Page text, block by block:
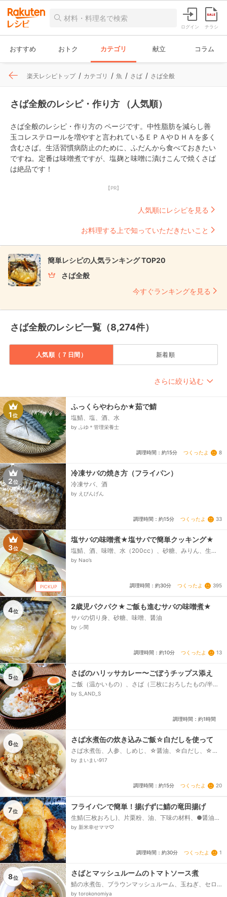
ログイン チラシ
おすすめ おトク カテゴリ 献立 コラム
楽天レシピトップ カテゴリ 魚 さば さば全般
さば全般のレシピ・作り方 （人気順）
さば全般のレシピ・作り方の ページです。中性脂肪を減らし善
玉コレステロールを増やすと言われているＥＰＡやＤＨＡを多く
含むさば。生活習慣病防止のために、ふだんから食べておきたい
ですね。定番は味噌煮ですが、塩麹と味噌に漬けこんで焼くさば
は絶品です！
【PR】
人気順にレシピを見る
お料理する上で知っていただきたいこと
簡単レシピの人気ランキング TOP20
さば全般
今すぐランキングを見る
さば全般のレシピ一覧（8,274件）
人気順（７日間） 新着順
さらに絞り込む
1位
ふっくらやわらか★茹で鯖
塩鯖、塩、酒、水
by ふゆ＊管理栄養士
調理時間：約15分 つくったよ 8
2位
冷凍サバの焼き方（フライパン）
冷凍サバ、酒
by えびんげん
調理時間：約15分 つくったよ 33
3位
PICKUP
塩サバの味噌煮★塩サバで簡単クッキング★
塩鯖、酒、味噌、水（200cc）、砂糖、みりん、生姜
（チューブでもいい）
by Nao’s
調理時間：約30分 つくったよ 395
4位
2歳児パクパク★ご飯も進むサバの味噌煮★
サバの切り身、砂糖、味噌、醤油
by シ閏
調理時間：約10分 つくったよ 13
5位
さばのハリッサカレー〜ごぼうチップス添え
ご飯（温かいもの）、さば（三枚におろしたもの/半
身）、ごぼう、春菊、玉ねぎ、にんにく、しょうが、
【A】塩、【B】カルダモン（粒）、【B】クローブ、
【B】クミンシード、【C】みそ、【C】しょうゆ、
（市販）、チキンブイヨン、トマトピューレ、プレー
ンヨーグルト、デュカ（市販/あれば）、塩、小麦粉、
バター（冷たいもの）、オリーブ油...
by S_AND_S
調理時間：約1時間
6位
さば水煮缶の炊き込みご飯☆白だしを使って
さば水煮缶、人参、しめじ、☆醤油、☆白だし、☆
酒、☆みりん、米
by まいまい917
調理時間：約15分 つくったよ 20
7位
フライパンで簡単！揚げずに鯖の竜田揚げ
生鯖(三枚おろし)、片栗粉、油、下味の材料、●醤油、
●酒、●生姜すりおろし(チューブ可)、●にんにくすり
by 新米幸せママ♡
調理時間：約30分 つくったよ 1
8位
さばとマッシュルームのトマトソース煮
鯖の水煮缶、ブラウンマッシュルーム、玉ねぎ、セロ
リ、にんにく、ミニトマト、トマトケチャップ、オリ
by torokonomiya